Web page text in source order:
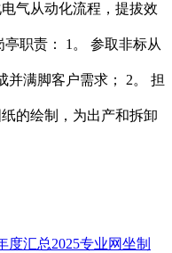
气从动化流程，提拔效
职责： 1。 参取非标从
并满脚客户需求； 2。 担
的绘制，为出产和拆卸
汇总2025专业网坐制